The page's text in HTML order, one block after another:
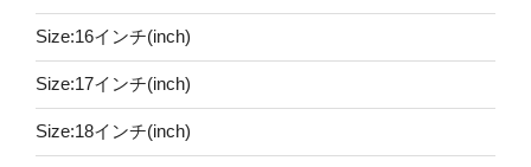
Size:16インチ(inch)
Size:17インチ(inch)
Size:18インチ(inch)